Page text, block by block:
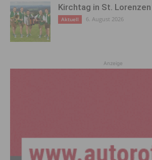
Kirchtag in St. Lorenzen
Aktuell 6. August 2026
Anzeige